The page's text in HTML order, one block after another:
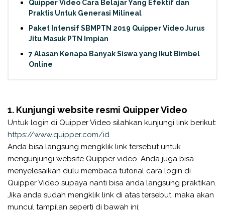
Quipper Video Cara Belajar Yang Efektif dan
Praktis Untuk Generasi Milineal
Paket Intensif SBMPTN 2019 Quipper Video Jurus
Jitu Masuk PTN Impian
7 Alasan Kenapa Banyak Siswa yang Ikut Bimbel
Online
1. Kunjungi website resmi Quipper Video
Untuk login di Quipper Video silahkan kunjungi link berikut:
https://www.quipper.com/id
Anda bisa langsung mengklik link tersebut untuk
mengunjungi website Quipper video. Anda juga bisa
menyelesaikan dulu membaca tutorial cara login di
Quipper Video supaya nanti bisa anda langsung praktikan.
Jika anda sudah mengklik link di atas tersebut, maka akan
muncul tampilan seperti di bawah ini;